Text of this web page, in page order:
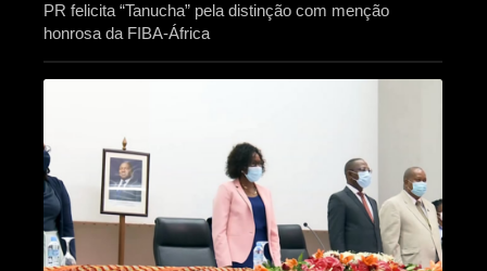
PR felicita “Tanucha” pela distinção com menção
honrosa da FIBA-África